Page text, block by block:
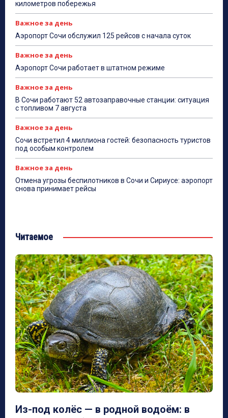
километров побережья
Важное за день
Аэропорт Сочи обслужил 125 рейсов с начала суток
Важное за день
Аэропорт Сочи работает в штатном режиме
Важное за день
В Сочи работают 52 автозаправочные станции: ситуация
с топливом 7 августа
Важное за день
Сочи встретил 4 миллиона гостей: безопасность туристов
под особым контролем
Важное за день
Отмена угрозы беспилотников в Сочи и Сириусе: аэропорт
снова принимает рейсы
Читаемое
Из-под колёс — в родной водоём: в